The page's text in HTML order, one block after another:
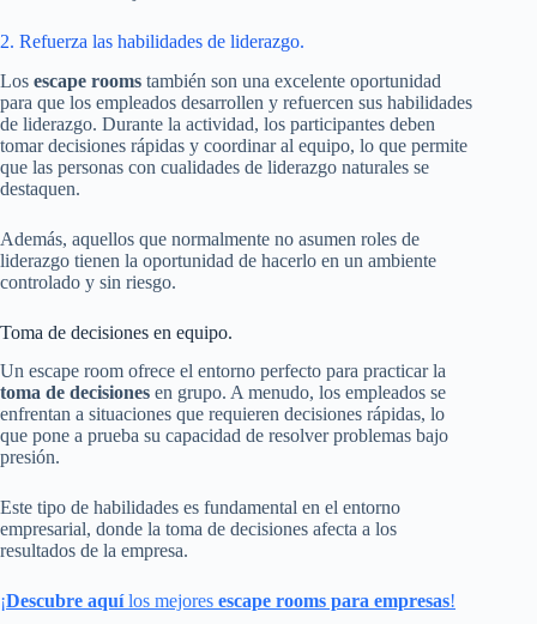
2. Refuerza las habilidades de liderazgo.
Los escape rooms también son una excelente oportunidad
para que los empleados desarrollen y refuercen sus habilidades
de liderazgo. Durante la actividad, los participantes deben
tomar decisiones rápidas y coordinar al equipo, lo que permite
que las personas con cualidades de liderazgo naturales se
destaquen.
Además, aquellos que normalmente no asumen roles de
liderazgo tienen la oportunidad de hacerlo en un ambiente
controlado y sin riesgo.
Toma de decisiones en equipo.
Un escape room ofrece el entorno perfecto para practicar la
toma de decisiones en grupo. A menudo, los empleados se
enfrentan a situaciones que requieren decisiones rápidas, lo
que pone a prueba su capacidad de resolver problemas bajo
presión.
Este tipo de habilidades es fundamental en el entorno
empresarial, donde la toma de decisiones afecta a los
resultados de la empresa.
¡Descubre aquílos mejores escape rooms para empresas!